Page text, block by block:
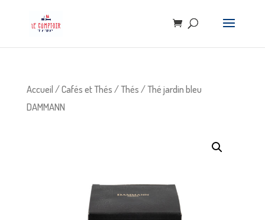
Accueil/Cafés et Thés/Thés/ Thé jardin bleu
DAMMANN